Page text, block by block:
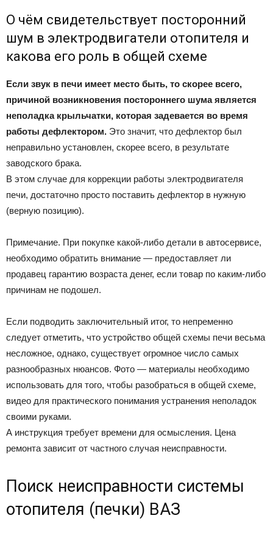
О чём свидетельствует посторонний
шум в электродвигатели отопителя и
какова его роль в общей схеме
Если звук в печи имеет место быть, то скорее всего,
причиной возникновения постороннего шума является
неполадка крыльчатки, которая задевается во время
работы дефлектором. Это значит, что дефлектор был
неправильно установлен, скорее всего, в результате
заводского брака.
В этом случае для коррекции работы электродвигателя
печи, достаточно просто поставить дефлектор в нужную
(верную позицию).
Примечание. При покупке какой-либо детали в автосервисе,
необходимо обратить внимание — предоставляет ли
продавец гарантию возраста денег, если товар по каким-либо
причинам не подошел.
Если подводить заключительный итог, то непременно
следует отметить, что устройство общей схемы печи весьма
несложное, однако, существует огромное число самых
разнообразных нюансов. Фото — материалы необходимо
использовать для того, чтобы разобраться в общей схеме,
видео для практического понимания устранения неполадок
своими руками.
А инструкция требует времени для осмысления. Цена
ремонта зависит от частного случая неисправности.
Поиск неисправности системы
отопителя (печки) ВАЗ